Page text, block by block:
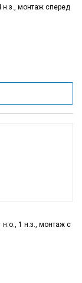
н.з., монтаж сперед
н.о., 1 н.з., монтаж с